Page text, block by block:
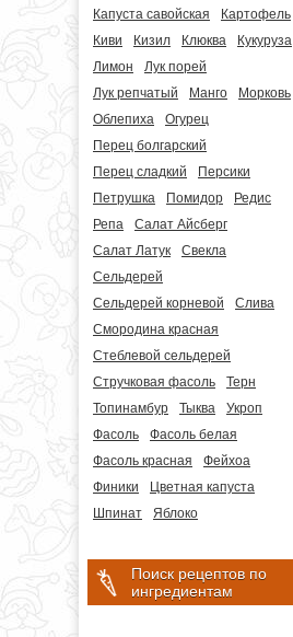
Капуста савойская
Картофель
Киви
Кизил Клюква
Кукуруза
Лимон
Лук порей
Лук репчатый
Манго
Морковь
Облепиха
Огурец
Перец болгарский
Перец сладкий
Персики
Петрушка
Помидор
Редис
Репа
Салат Айсберг
Салат Латук
Свекла
Сельдерей
Сельдерей корневой
Слива
Смородина красная
Стеблевой сельдерей
Стручковая фасоль
Терн
Топинамбур
Тыква
Укроп
Фасоль
Фасоль белая
Фасоль красная
Фейхоа
Финики
Цветная капуста
Шпинат
Яблоко
Поиск рецептов по
ингредиентам